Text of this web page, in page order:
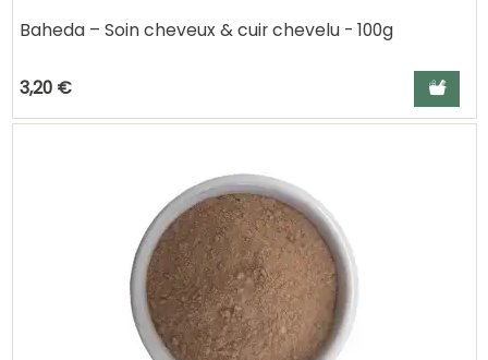
Baheda – Soin cheveux & cuir chevelu - 100g
3,20 € Ajouter